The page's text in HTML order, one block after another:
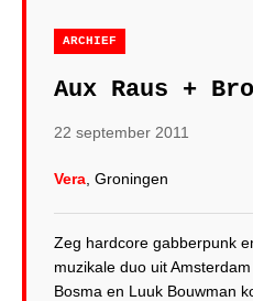
ARCHIEF
Aux Raus +
22 september 2011
Vera , Groningen
Zeg hardcore gabberpunk
muzikale duo uit
Bosma en Luuk Bouwman